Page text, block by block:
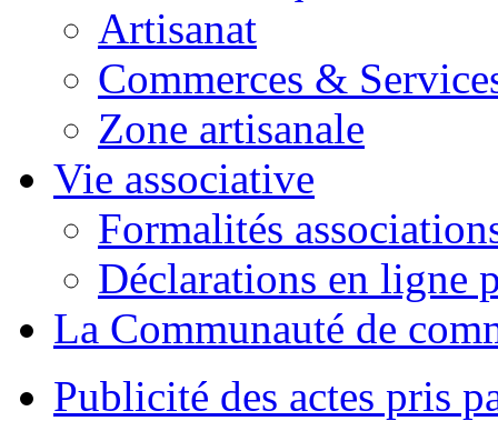
Artisanat
Commerces &
Zone artisanale
Vie associative
Formalités
Déclarations en ligne
La Communauté de
Publicité des actes pris